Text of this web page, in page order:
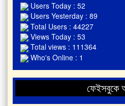
Users Today : 52
Users Yesterday : 89
Total Users : 44227
Views Today : 53
Total views : 111364
Who's Online : 1
ফেইসবুকে